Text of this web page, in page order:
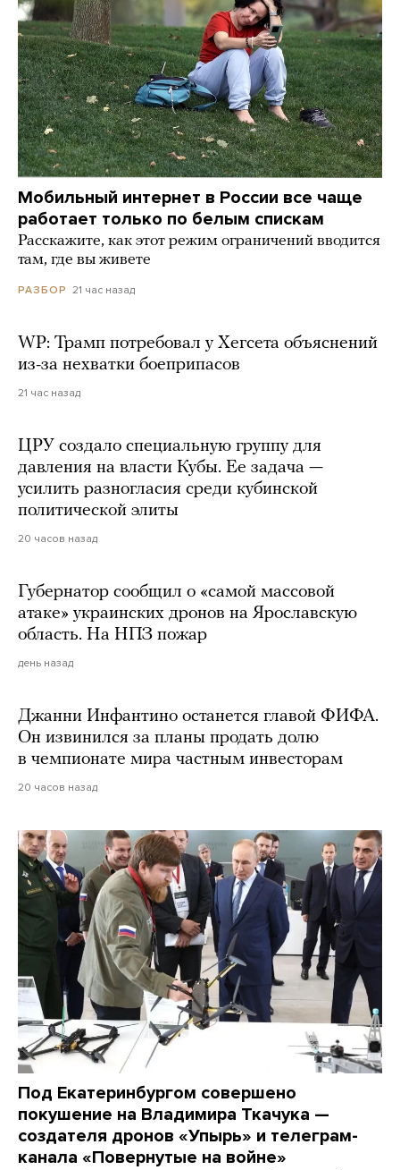
Мобильный интернет в России все чаще
работает только по белым спискам
Расскажите, как этот режим ограничений вводится
там, где вы живете
РАЗБОР 21 час назад
WP: Трамп потребовал у Хегсета объяснений
из-за нехватки боеприпасов
21 час назад
ЦРУ создало специальную группу для
давления на власти Кубы. Ее задача —
усилить разногласия среди кубинской
политической элиты
20 часов назад
Губернатор сообщил о «самой массовой
атаке» украинских дронов на Ярославскую
область. На НПЗ пожар
день назад
Джанни Инфантино останется главой ФИФА.
Он извинился за планы продать долю
в чемпионате мира частным инвесторам
20 часов назад
Под Екатеринбургом совершено
покушение на Владимира Ткачука —
создателя дронов «Упырь» и телеграм-
канала «Повернутые на войне»